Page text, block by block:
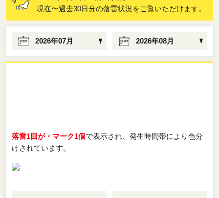
現在〜過去30日分の落雷状況をご覧いただけます。
2026年07月 2026年08月
落雷1回が・マーク1個で表示され、発生時間帯により色分
けされています。